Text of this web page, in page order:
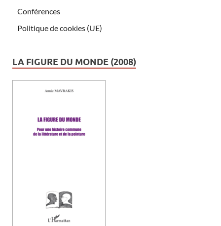
Conférences
Politique de cookies (UE)
LA FIGURE DU MONDE (2008)